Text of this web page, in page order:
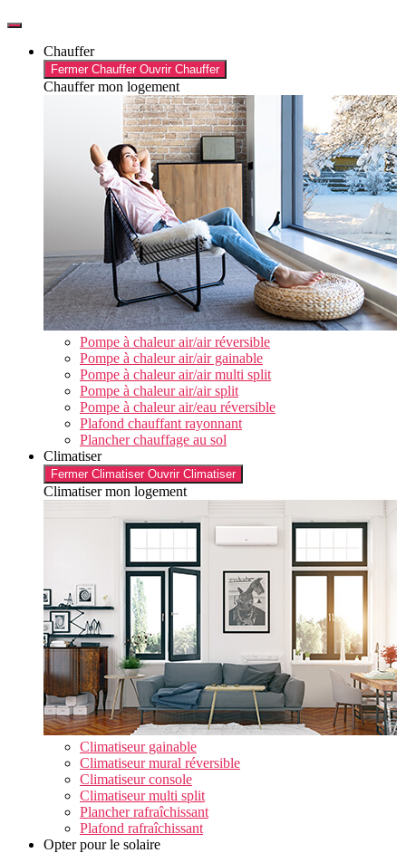
Chauffer
Fermer Chauffer Ouvrir Chauffer
Chauffer mon logement
Pompe à chaleur air/air réversible
Pompe à chaleur air/air gainable
Pompe à chaleur air/air multi split
Pompe à chaleur air/air split
Pompe à chaleur air/eau réversible
Plafond chauffant rayonnant
Plancher chauffage au sol
Climatiser
Fermer Climatiser Ouvrir Climatiser
Climatiser mon logement
Climatiseur gainable
Climatiseur mural réversible
Climatiseur console
Climatiseur multi split
Plancher rafraîchissant
Plafond rafraîchissant
Opter pour le solaire